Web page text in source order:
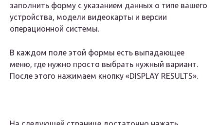
заполнить форму с указанием данных о типе вашего
устройства, модели видеокарты и версии
операционной системы.
В каждом поле этой формы есть выпадающее
меню, где нужно просто выбрать нужный вариант.
После этого нажимаем кнопку «DISPLAY RESULTS».